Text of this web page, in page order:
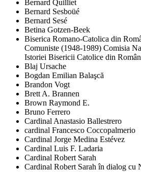
Bernard Quilliet
Bernard Sesboüé
Bernard Sesé
Betina Gotzen-Beek
Biserica Romano-Catolica din
Comuniste (1948-1989) Comisia
Istoriei Bisericii Catolice din
Blaj Ursache
Bogdan Emilian Balaşcă
Brandon Vogt
Brett A. Brannen
Brown Raymond E.
Bruno Ferrero
Cardinal Anastasio Ballestrero
cardinal Francesco Coccopalmerio
Cardinal Jorge Medina Estévez
Cardinal Luis F. Ladaria
Cardinal Robert Sarah
Cardinal Robert Sarah în dialog cu